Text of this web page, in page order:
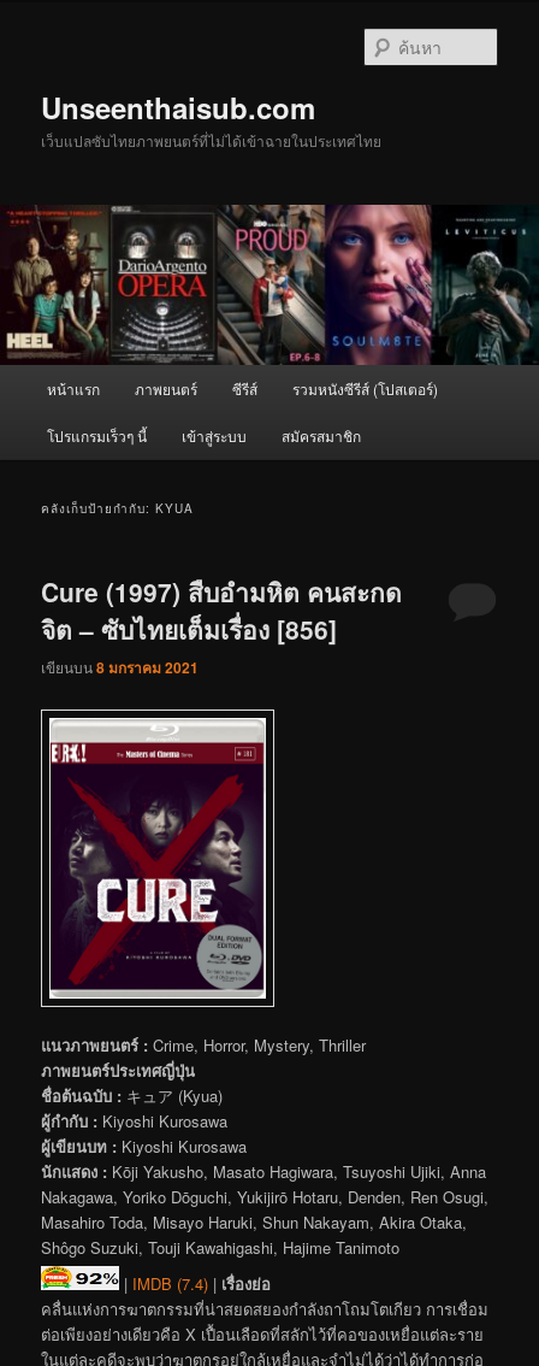
Unseenthaisub.com
เว็บแปลซับไทยภาพยนตร์ที่ไม่ได้เข้าฉายในประเทศไทย
หน้าแรก ภาพยนตร์ ซีรีส์ รวมหนังซีรีส์ (โปสเตอร์)
โปรแกรมเร็วๆ นี้ เข้าสู่ระบบ สมัครสมาชิก
คลังเก็บป้ายกำกับ:KYUA
Cure (1997) สืบอำมหิต คนสะกด
จิต – ซับไทยเต็มเรื่อง [856]
เขียนบน8 มกราคม 2021
แนวภาพยนตร์ : Crime, Horror, Mystery, Thriller
ภาพยนตร์ประเทศญี่ปุ่น
ชื่อต้นฉบับ : キュア (Kyua)
ผู้กำกับ : Kiyoshi Kurosawa
ผู้เขียนบท : Kiyoshi Kurosawa
นักแสดง : Kōji Yakusho, Masato Hagiwara, Tsuyoshi Ujiki, Anna
Nakagawa, Yoriko Dōguchi, Yukijirō Hotaru, Denden, Ren Osugi,
Masahiro Toda, Misayo Haruki, Shun Nakayam, Akira Otaka,
Shôgo Suzuki, Touji Kawahigashi, Hajime Tanimoto
| IMDB (7.4) | เรื่องย่อ
คลื่นแห่งการฆาตกรรมที่น่าสยดสยองกำลังถาโถมโตเกียว การเชื่อม
ต่อเพียงอย่างเดียวคือ X เปื้อนเลือดที่สลักไว้ที่คอของเหยื่อแต่ละราย
ในแต่ละคดีจะพบว่าฆาตกรอยู่ใกล้เหยื่อและจำไม่ได้ว่าได้ทำการก่อ